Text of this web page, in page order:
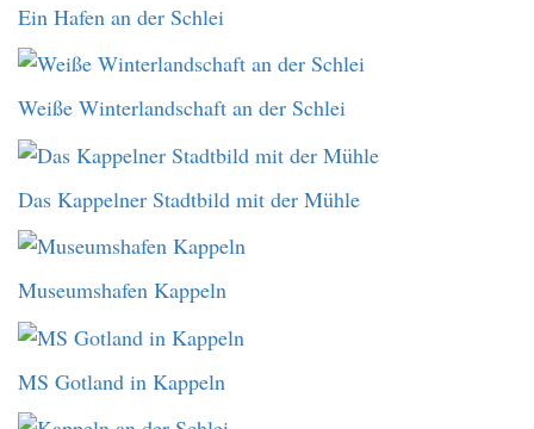
Ein Hafen an der Schlei
Weiße Winterlandschaft an der Schlei
Das Kappelner Stadtbild mit der Mühle
Museumshafen Kappeln
MS Gotland in Kappeln